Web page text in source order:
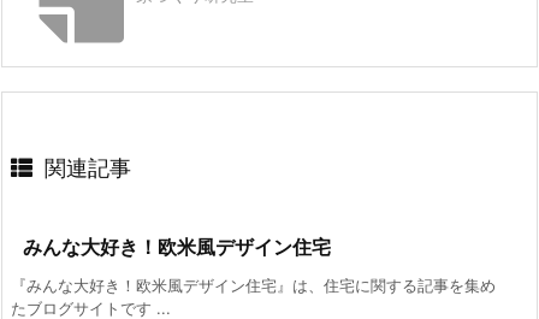
関連記事
みんな大好き！欧米風デザイン住宅
『みんな大好き！欧米風デザイン住宅』は、住宅に関する記事を集め
たブログサイトです ...